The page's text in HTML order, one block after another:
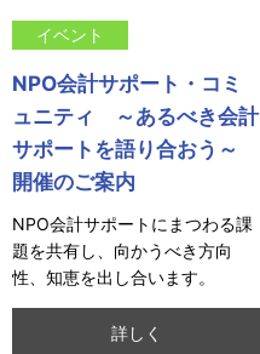
イベント
NPO会計サポート・コミ
ュニティ ～あるべき会計
サポートを語り合おう～
開催のご案内
NPO会計サポートにまつわる課
題を共有し、向かうべき方向
性、知恵を出し合います。
詳しく